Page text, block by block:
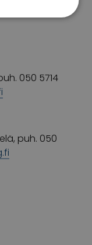
050 5714
puh. 050